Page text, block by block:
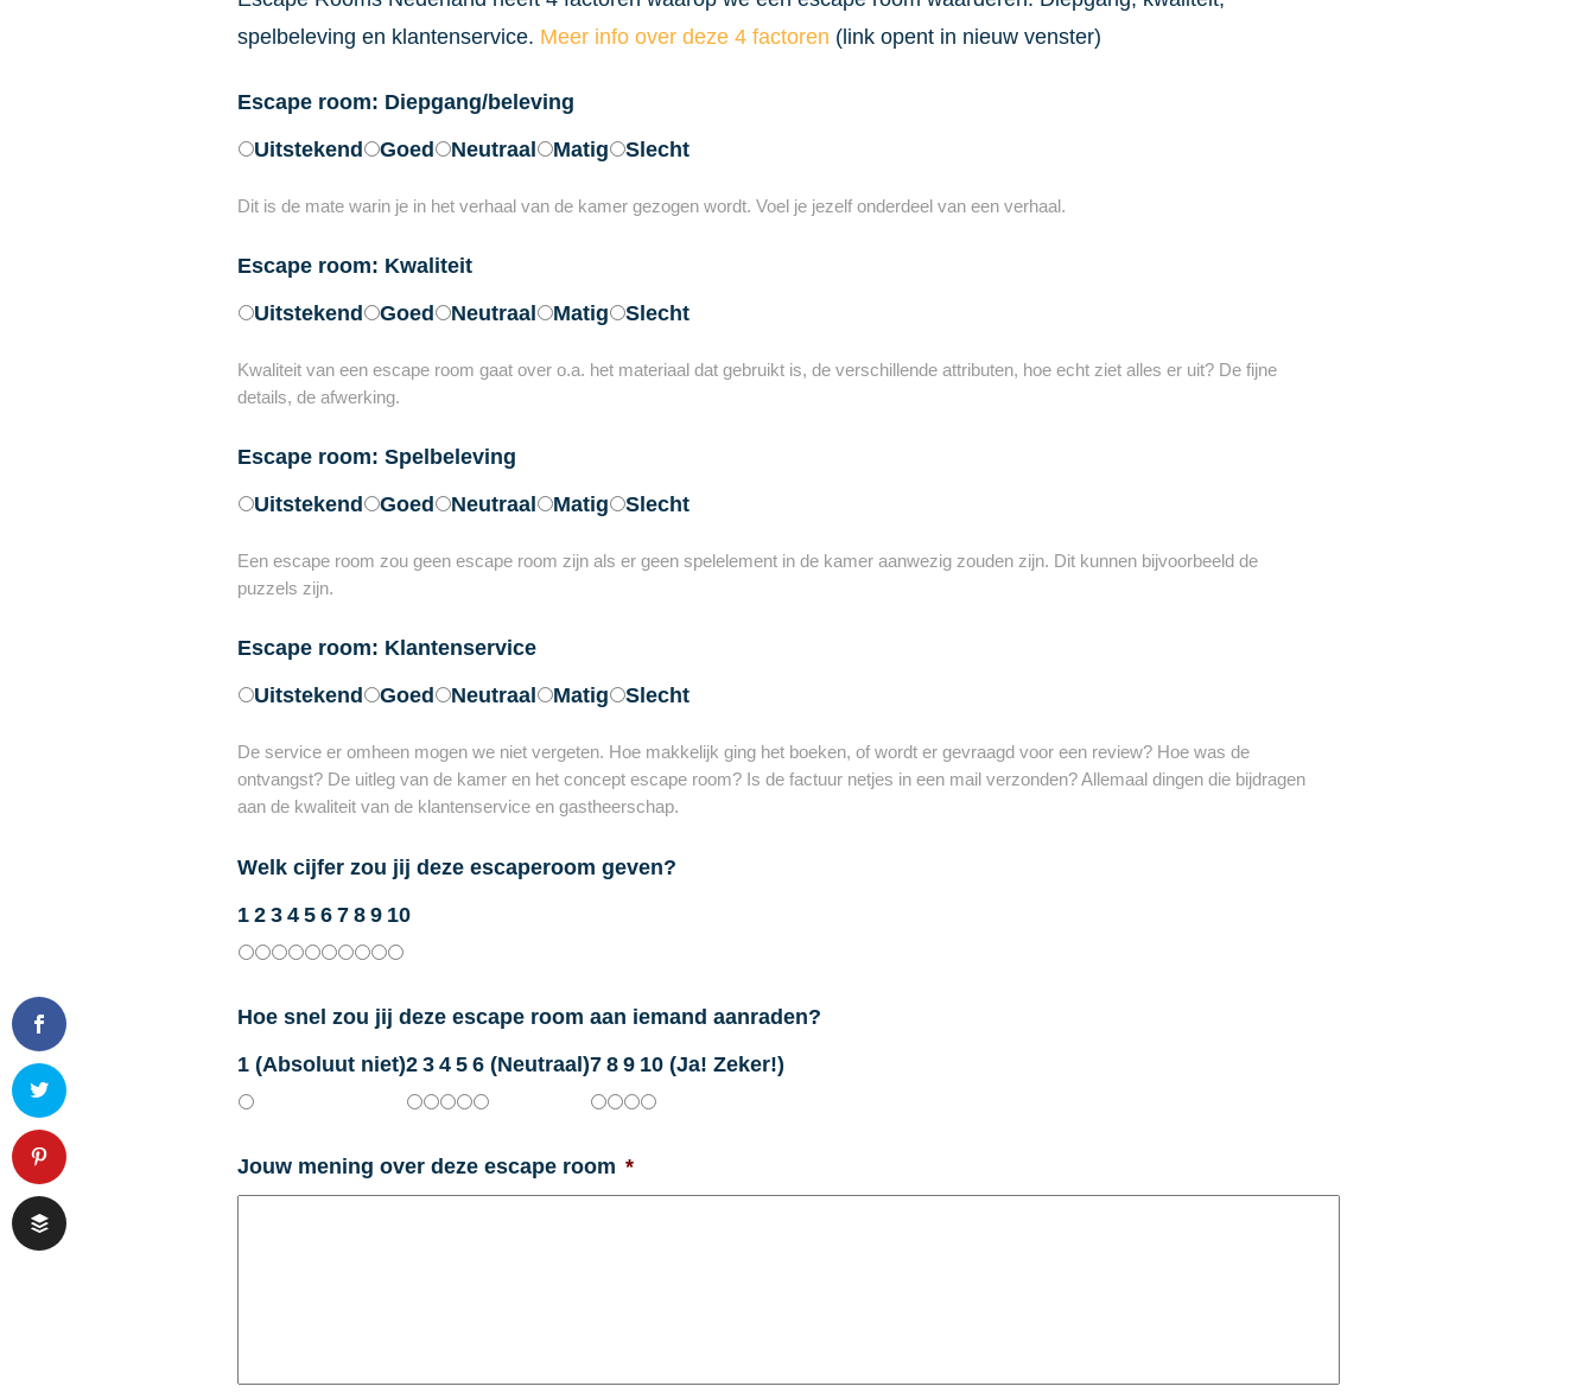
spelbeleving en klantenservice. Meer info over deze 4 factoren (link opent in nieuw venster)
Escape room: Diepgang/beleving
Uitstekend
Goed Neutraal Matig Slecht
Dit is de mate warin je in het verhaal van de kamer gezogen wordt. Voel je jezelf onderdeel van een verhaal.
Escape room: Kwaliteit
Uitstekend
Goed Neutraal Matig Slecht
Kwaliteit van een escape room gaat over o.a. het materiaal dat gebruikt is, de verschillende attributen, hoe echt ziet alles er uit? De fijne
details, de afwerking.
Escape room: Spelbeleving
Uitstekend
Goed Neutraal Matig Slecht
Een escape room zou geen escape room zijn als er geen spelelement in de kamer aanwezig zouden zijn. Dit kunnen bijvoorbeeld de
puzzels zijn.
Escape room: Klantenservice
Uitstekend
Goed Neutraal Matig Slecht
De service er omheen mogen we niet vergeten. Hoe makkelijk ging het boeken, of wordt er gevraagd voor een review? Hoe was de
ontvangst? De uitleg van de kamer en het concept escape room? Is de factuur netjes in een mail verzonden? Allemaal dingen die bijdragen
aan de kwaliteit van de klantenservice en gastheerschap.
Welk cijfer zou jij deze escaperoom geven?
1 2 3 4 5 6 7 8 9 10
Hoe snel zou jij deze escape room aan iemand aanraden?
1 (Absoluut niet)2 3 4 5 6 (Neutraal)7 8 9 10 (Ja! Zeker!)
Jouw mening over deze escape room *